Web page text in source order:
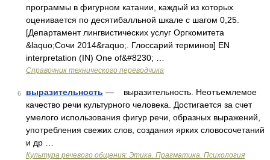
программы в фигурном катании, каждый из которых
оценивается по десятибалльной шкале с шагом 0,25.
[Департамент лингвистических услуг Оргкомитета
&laquo;Сочи 2014&raquo;. Глоссарий терминов] EN
interpretation (IN) One of&#8230; …
Справочник технического переводчика
6 выразительность — выразительность. Неотъемлемое
качество речи культурного человека. Достигается за счет
умелого использования фигур речи, образных выражений,
употребления свежих слов, создания ярких словосочетаний
и др …
Культура речевого общения: Этика. Прагматика. Психология